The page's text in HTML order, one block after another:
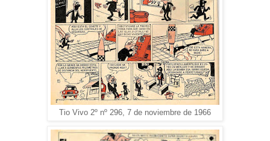
Tio Vivo 2º nº 296, 7 de noviembre de 1966